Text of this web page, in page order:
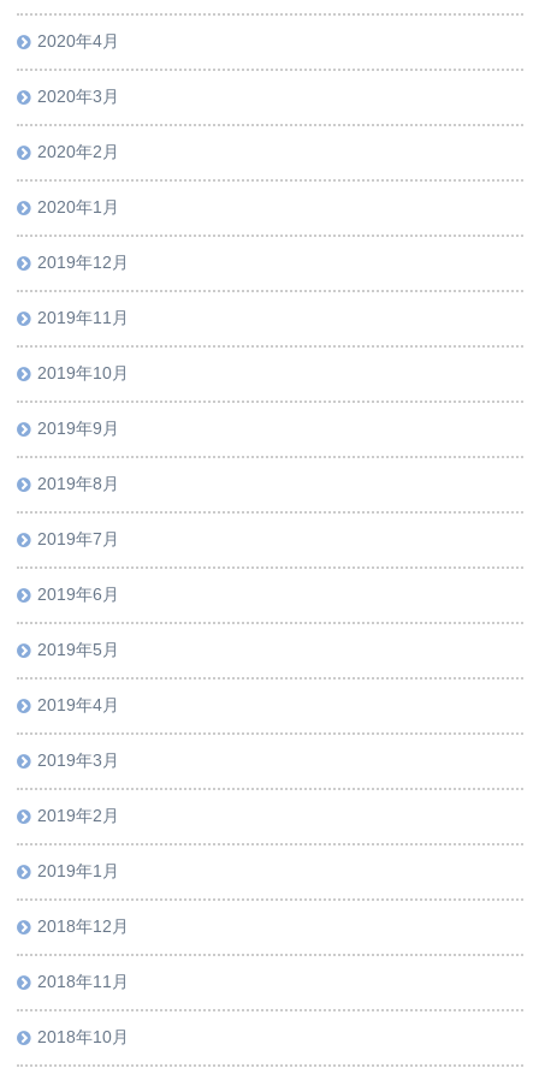
2020年4月
2020年3月
2020年2月
2020年1月
2019年12月
2019年11月
2019年10月
2019年9月
2019年8月
2019年7月
2019年6月
2019年5月
2019年4月
2019年3月
2019年2月
2019年1月
2018年12月
2018年11月
2018年10月